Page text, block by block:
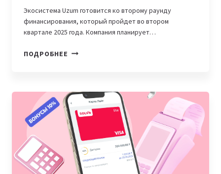
Экосистема Uzum готовится ко второму раунду
финансирования, который пройдет во втором
квартале 2025 года. Компания планирует…
ПОДРОБНЕЕ UZUM
МИЛЛИОНОВ
ВО
ВТОРОМ
РАУНДЕ
ИНВЕСТИЦИЙ